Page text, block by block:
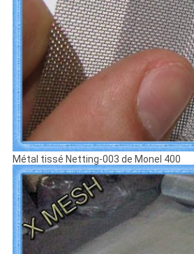
Métal tissé Netting-003 de Monel 400